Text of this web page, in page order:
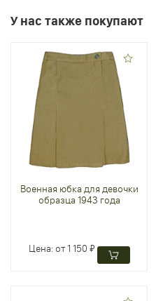
У нас также покупают
Военная юбка для девочки
образца 1943 года
Цена:от 1 150 ₽